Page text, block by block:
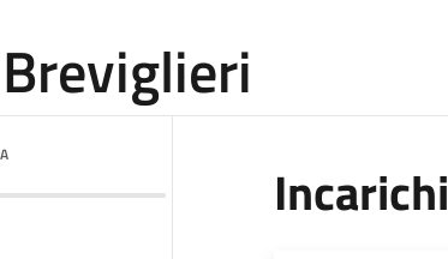
Incarichi